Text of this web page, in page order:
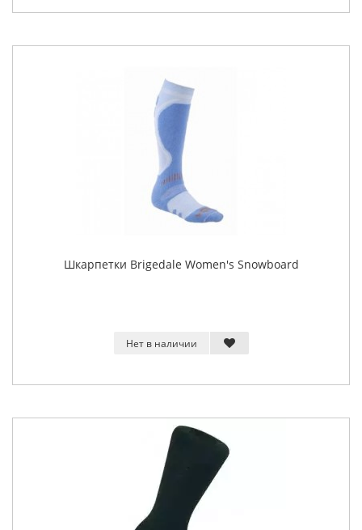
Шкарпетки Brigedale Women's Snowboard
Нет в наличии